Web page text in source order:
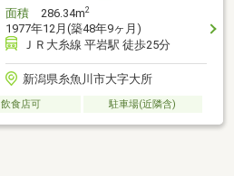
面積286.34m2
1977年12月(築48年9ヶ月)
ＪＲ大糸線 平岩駅 徒歩25分
新潟県糸魚川市大字大所
飲食店可 駐車場(近隣含)